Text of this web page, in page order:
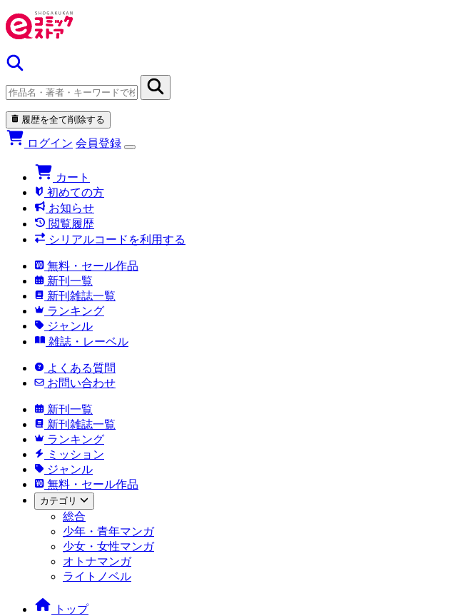
履歴を全て削除する
ログイン 会員登録
カート
初めての方
お知らせ
閲覧履歴
シリアルコードを利用する
無料・セール作品
新刊一覧
新刊雑誌一覧
ランキング
ジャンル
雑誌・レーベル
よくある質問
お問い合わせ
新刊一覧
新刊雑誌一覧
ランキング
ミッション
ジャンル
無料・セール作品
カテゴリ
総合
少年・青年マンガ
少女・女性マンガ
オトナマンガ
ライトノベル
トップ